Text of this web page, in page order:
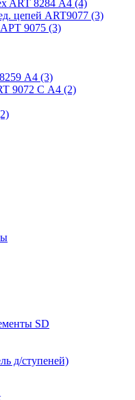
ART 8284 А4 (4)
цепей ART9077 (3)
9075 (3)
А4 (3)
9072 С A4 (2)
SD
д/ступеней)